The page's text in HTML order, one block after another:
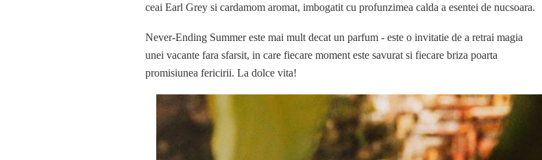
ceai Earl Grey si cardamom aromat, imbogatit cu profunzimea calda a esentei de nucsoara.
Never-Ending Summer este mai mult decat un parfum - este o invitatie de a retrai magia
unei vacante fara sfarsit, in care fiecare moment este savurat si fiecare briza poarta
promisiunea fericirii. La dolce vita!